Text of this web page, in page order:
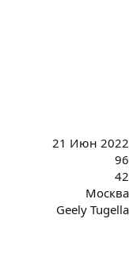
21 Июн 2022
96
42
Москва
Geely Tugella